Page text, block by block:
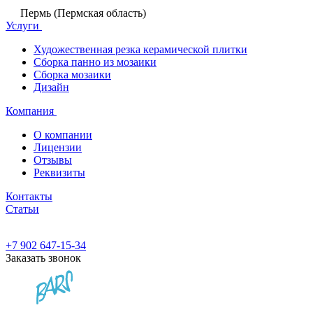
Пермь (Пермская область)
Услуги
Художественная резка керамической плитки
Сборка панно из мозаики
Сборка мозаики
Дизайн
Компания
О компании
Лицензии
Отзывы
Реквизиты
Контакты
Статьи
+7 902 647-15-34
Заказать звонок